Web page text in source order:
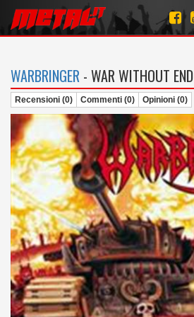
WARBRINGER - WAR WITHOUT END
Recensioni (0) Commenti (0) Opinioni (0)